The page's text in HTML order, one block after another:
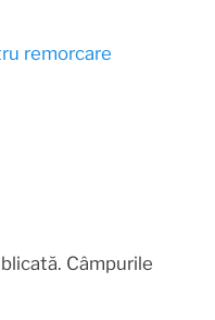
remorcare
Câmpurile